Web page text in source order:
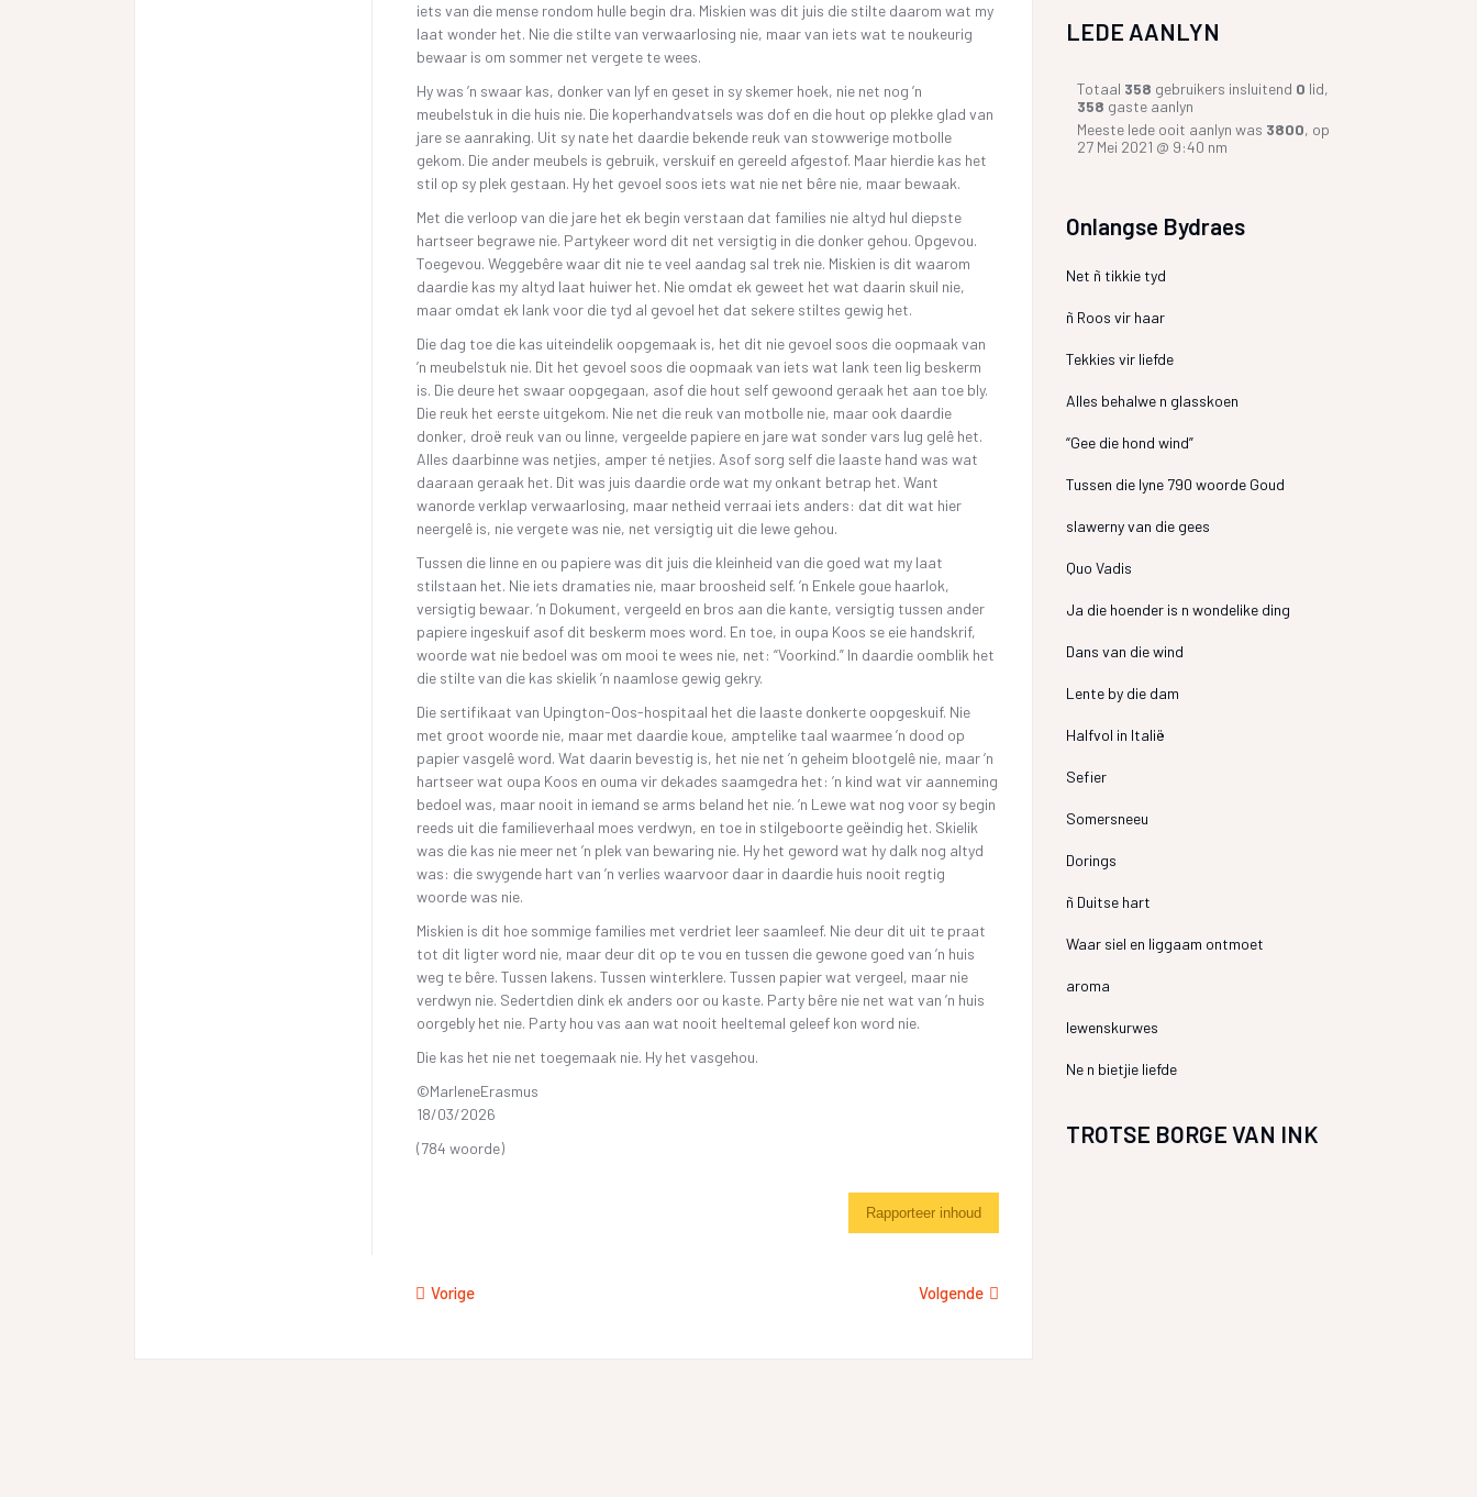
iets van die mense rondom hulle begin dra. Miskien was dit juis die stilte daarom wat my
laat wonder het. Nie die stilte van verwaarlosing nie, maar van iets wat te noukeurig
bewaar is om sommer net vergete te wees.
Hy was ’n swaar kas, donker van lyf en geset in sy skemer hoek, nie net nog ’n
meubelstuk in die huis nie. Die koperhandvatsels was dof en die hout op plekke glad van
jare se aanraking. Uit sy nate het daardie bekende reuk van stowwerige motbolle
gekom. Die ander meubels is gebruik, verskuif en gereeld afgestof. Maar hierdie kas het
stil op sy plek gestaan. Hy het gevoel soos iets wat nie net bêre nie, maar bewaak.
Met die verloop van die jare het ek begin verstaan dat families nie altyd hul diepste
hartseer begrawe nie. Partykeer word dit net versigtig in die donker gehou. Opgevou.
Toegevou. Weggebêre waar dit nie te veel aandag sal trek nie. Miskien is dit waarom
daardie kas my altyd laat huiwer het. Nie omdat ek geweet het wat daarin skuil nie,
maar omdat ek lank voor die tyd al gevoel het dat sekere stiltes gewig het.
Die dag toe die kas uiteindelik oopgemaak is, het dit nie gevoel soos die oopmaak van
’n meubelstuk nie. Dit het gevoel soos die oopmaak van iets wat lank teen lig beskerm
is. Die deure het swaar oopgegaan, asof die hout self gewoond geraak het aan toe bly.
Die reuk het eerste uitgekom. Nie net die reuk van motbolle nie, maar ook daardie
donker, droë reuk van ou linne, vergeelde papiere en jare wat sonder vars lug gelê het.
Alles daarbinne was netjies, amper té netjies. Asof sorg self die laaste hand was wat
daaraan geraak het. Dit was juis daardie orde wat my onkant betrap het. Want
wanorde verklap verwaarlosing, maar netheid verraai iets anders: dat dit wat hier
neergelê is, nie vergete was nie, net versigtig uit die lewe gehou.
Tussen die linne en ou papiere was dit juis die kleinheid van die goed wat my laat
stilstaan het. Nie iets dramaties nie, maar broosheid self. ’n Enkele goue haarlok,
versigtig bewaar. ’n Dokument, vergeeld en bros aan die kante, versigtig tussen ander
papiere ingeskuif asof dit beskerm moes word. En toe, in oupa Koos se eie handskrif,
woorde wat nie bedoel was om mooi te wees nie, net: “Voorkind.” In daardie oomblik het
die stilte van die kas skielik ’n naamlose gewig gekry.
Die sertifikaat van Upington-Oos-hospitaal het die laaste donkerte oopgeskuif. Nie
met groot woorde nie, maar met daardie koue, amptelike taal waarmee ’n dood op
papier vasgelê word. Wat daarin bevestig is, het nie net ’n geheim blootgelê nie, maar ’n
hartseer wat oupa Koos en ouma vir dekades saamgedra het: ’n kind wat vir aanneming
bedoel was, maar nooit in iemand se arms beland het nie. ’n Lewe wat nog voor sy begin
reeds uit die familieverhaal moes verdwyn, en toe in stilgeboorte geëindig het. Skielik
was die kas nie meer net ’n plek van bewaring nie. Hy het geword wat hy dalk nog altyd
was: die swygende hart van ’n verlies waarvoor daar in daardie huis nooit regtig
woorde was nie.
Miskien is dit hoe sommige families met verdriet leer saamleef. Nie deur dit uit te praat
tot dit ligter word nie, maar deur dit op te vou en tussen die gewone goed van ’n huis
weg te bêre. Tussen lakens. Tussen winterklere. Tussen papier wat vergeel, maar nie
verdwyn nie. Sedertdien dink ek anders oor ou kaste. Party bêre nie net wat van ’n huis
oorgebly het nie. Party hou vas aan wat nooit heeltemal geleef kon word nie.
Die kas het nie net toegemaak nie. Hy het vasgehou.
©MarleneErasmus
18/03/2026
(784 woorde)
Rapporteer inhoud
Vorige Volgende
LEDE AANLYN
Totaal 358 gebruikers insluitend 0 lid,
358 gaste aanlyn
Meeste lede ooit aanlyn was 3800, op
27 Mei 2021 @ 9:40 nm
Onlangse Bydraes
Net ñ tikkie tyd
ñ Roos vir haar
Tekkies vir liefde
Alles behalwe n glasskoen
“Gee die hond wind”
Tussen die lyne 790 woorde Goud
slawerny van die gees
Quo Vadis
Ja die hoender is n wondelike ding
Dans van die wind
Lente by die dam
Halfvol in Italië
Sefier
Somersneeu
Dorings
ñ Duitse hart
Waar siel en liggaam ontmoet
aroma
lewenskurwes
Ne n bietjie liefde
TROTSE BORGE VAN INK